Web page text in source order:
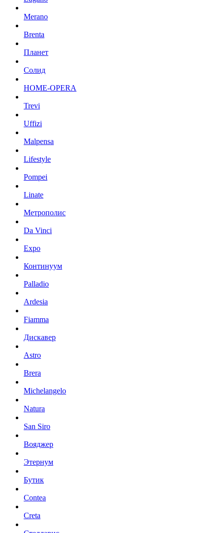
Merano
Brenta
Планет
Солид
HOME-OPERA
Trevi
Uffizi
Malpensa
Lifestyle
Pompei
Linate
Метрополис
Da Vinci
Expo
Континуум
Palladio
Ardesia
Fiamma
Дискавер
Astro
Brera
Michelangelo
Natura
San Siro
Вояджер
Этернум
Бутик
Contea
Creta